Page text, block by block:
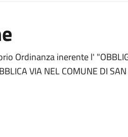
Ordinanza inerente l'
VIA NEL COMUNE DI